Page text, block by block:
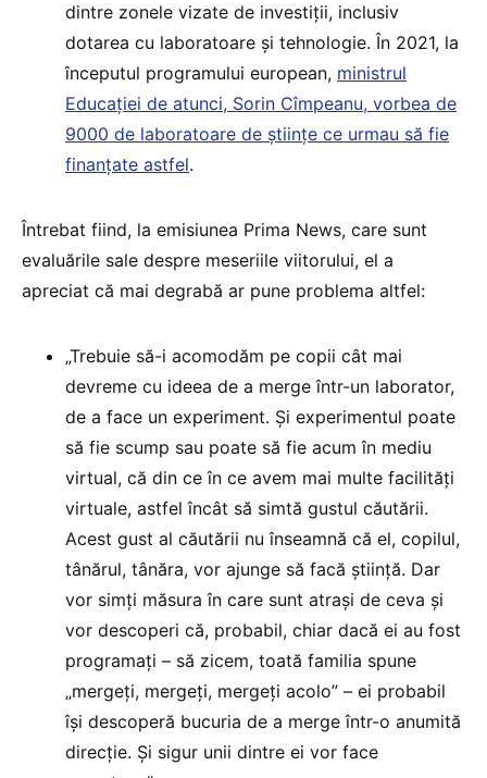
dintre zonele vizate de investiții, inclusiv
dotarea cu laboratoare și tehnologie. În 2021, la
începutul programului european, ministrul
Educației de atunci, Sorin Cîmpeanu, vorbea de
9000 de laboratoare de științe ce urmau să fie
finanțate astfel.
Întrebat fiind, la emisiunea Prima News, care sunt
evaluările sale despre meseriile viitorului, el a
apreciat că mai degrabă ar pune problema altfel:
„Trebuie să-i acomodăm pe copii cât mai
devreme cu ideea de a merge într-un laborator,
de a face un experiment. Și experimentul poate
să fie scump sau poate să fie acum în mediu
virtual, că din ce în ce avem mai multe facilități
virtuale, astfel încât să simtă gustul căutării.
Acest gust al căutării nu înseamnă că el, copilul,
tânărul, tânăra, vor ajunge să facă știință. Dar
vor simți măsura în care sunt atrași de ceva și
vor descoperi că, probabil, chiar dacă ei au fost
programați – să zicem, toată familia spune
„mergeți, mergeți, mergeți acolo” – ei probabil
își descoperă bucuria de a merge într-o anumită
direcție. Și sigur unii dintre ei vor face